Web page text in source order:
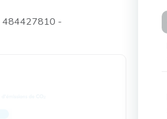
: 484427810 -